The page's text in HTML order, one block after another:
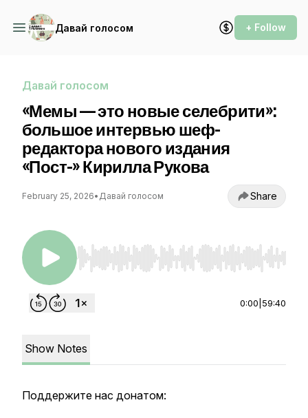
Давай голосом + Follow
Давай голосом
«Мемы — это новые селебрити»:
большое интервью шеф-
редактора нового издания
«Пост-» Кирилла Рукова
February 25, 2026• Давай голосом Share
Use Left/Right to seek, Home/End to jump to
0:00 59:40
Show Notes
Поддержите нас донатом: